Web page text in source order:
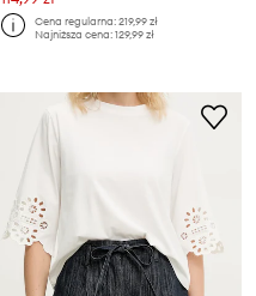
Cena regularna:219,99 zł
Najniższa cena:129,99 zł